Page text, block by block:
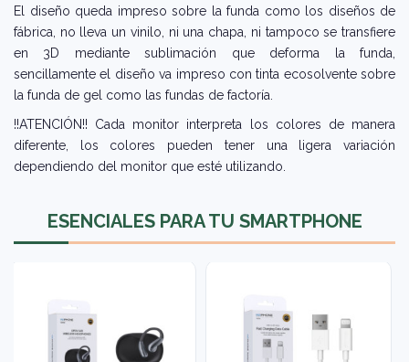
El diseño queda impreso sobre la funda como los diseños de
fábrica, no lleva un vinilo, ni una chapa, ni tampoco se transfiere
en 3D mediante sublimación que deforma la funda,
sencillamente el diseño va impreso con tinta ecosolvente sobre
la funda de gel como las fundas de factoría.
!!ATENCIÓN!! Cada monitor interpreta los colores de manera
diferente, los colores pueden tener una ligera variación
dependiendo del monitor que esté utilizando.
ESENCIALES PARA TU SMARTPHONE